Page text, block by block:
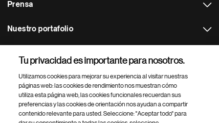
Prensa
Nuestro portafolio
Footer Site Search
Tu privacidad es importante para nosotros.
Utilizamos cookies para mejorar su experiencia al visitar nuestras
páginas web: las cookies de rendimiento nos muestran cómo
utiliza esta página web, las cookies funcionales recuerdan sus
preferencias y las cookies de orientación nos ayudan a compartir
contenido relevante para usted. Seleccione: "Aceptar todo" para